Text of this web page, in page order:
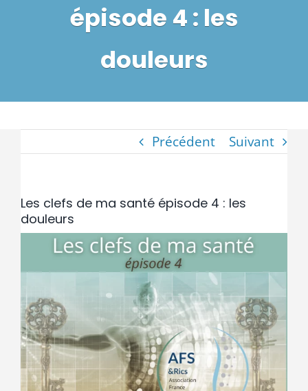
Nous rejoindre
Boutique Produits
épisode 4 : les
douleurs
Précédent Suivant
Les clefs de ma santé épisode 4 : les
douleurs